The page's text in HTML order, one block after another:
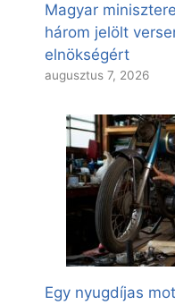
Magyar
három jelölt
elnökségért
augusztus 7, 2026
Egy nyugdíjas